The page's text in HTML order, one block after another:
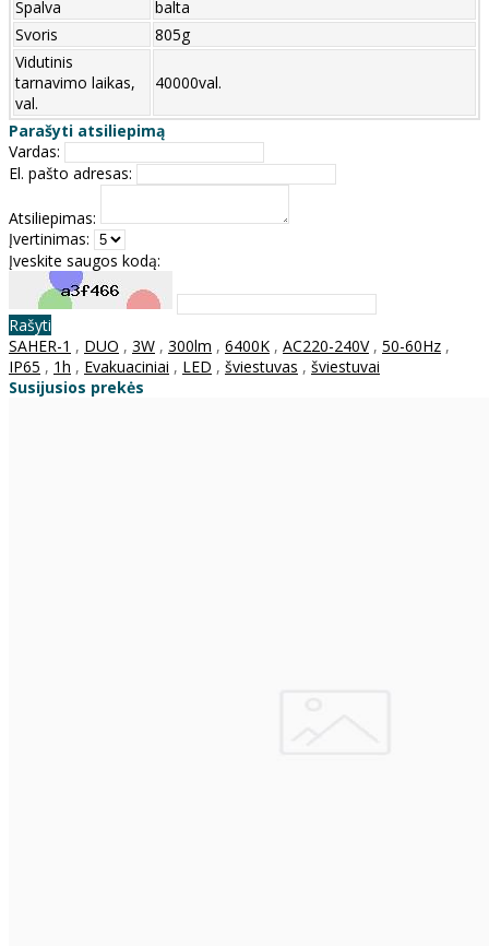
Spalva
balta
Svoris
805g
Vidutinis
tarnavimo laikas,
val.
40000val.
Parašyti atsiliepimą
Vardas:
El. pašto adresas:
Atsiliepimas:
Įvertinimas:
Įveskite saugos kodą:
Rašyti
SAHER-1 , DUO , 3W , 300lm , 6400K , AC220-240V, 50-60Hz ,
IP65 , 1h , Evakuaciniai , LED , šviestuvas , šviestuvai
Susijusios prekės